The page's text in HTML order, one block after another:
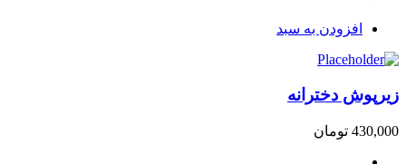
افزودن به سبد
زیرپوش دخترانه
430,000 تومان